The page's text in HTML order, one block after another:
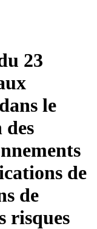
23
le
de
de
risques